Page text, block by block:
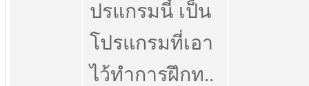
ปรแกรมนี้ เป็น
โปรแกรมที่เอา
ไว้ทำการฝึกท..